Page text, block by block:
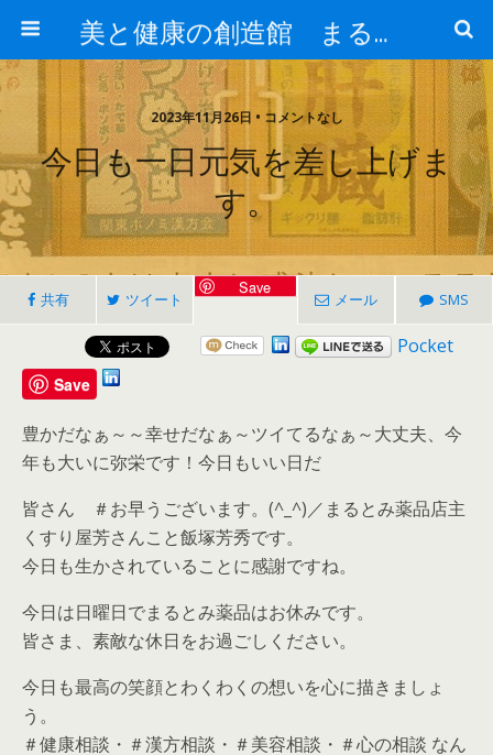
美と健康の創造館 まるとみ薬品 ぐんまの薬屋 芳さんのブログ
2023年11月26日 • コメントなし
今日も一日元気を差し上げま
す。
共有 ツイート
Save
メール SMS
Pocket
Save
豊かだなぁ～～幸せだなぁ～ツイてるなぁ～大丈夫、今
年も大いに弥栄です！今日もいい日だ
皆さん ＃お早うございます。(^_^)／まるとみ薬品店主
くすり屋芳さんこと飯塚芳秀です。
今日も生かされていることに感謝ですね。
今日は日曜日でまるとみ薬品はお休みです。
皆さま、素敵な休日をお過ごしください。
今日も最高の笑顔とわくわくの想いを心に描きましょ
う。
＃健康相談・＃漢方相談・＃美容相談・＃心の相談 なん